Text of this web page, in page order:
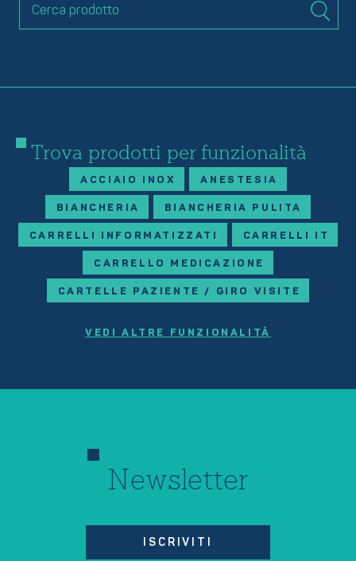
Trova prodotti per funzionalità
ACCIAIO INOX ANESTESIA
BIANCHERIA BIANCHERIA PULITA
CARRELLI INFORMATIZZATI CARRELLI IT
CARRELLO MEDICAZIONE
CARTELLE PAZIENTE / GIRO VISITE
VEDI ALTRE FUNZIONALITÀ
Newsletter
ISCRIVITI